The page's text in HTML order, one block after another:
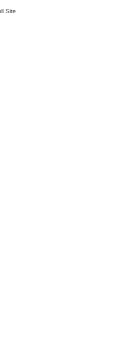
Site